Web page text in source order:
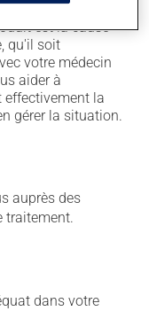
à un
est la cause
qu'il soit
votre médecin
aider à
effectivement la
gérer la situation.
auprès des
traitement.
dans votre